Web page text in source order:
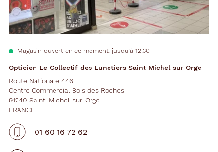
Opticien Le Collectif des Lunetiers Saint Michel sur Orge
Magasin ouvert en ce moment, jusqu’à 12:30
Route Nationale 446
Centre Commercial Bois des Roches
91240 Saint-Michel-sur-Orge
FRANCE
01 60 16 72 62